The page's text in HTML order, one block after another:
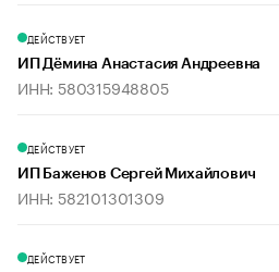
ДЕЙСТВУЕТ
ИП Дёмина Анастасия Андреевна
ИНН: 580315948805
ДЕЙСТВУЕТ
ИП Баженов Сергей Михайлович
ИНН: 582101301309
ДЕЙСТВУЕТ